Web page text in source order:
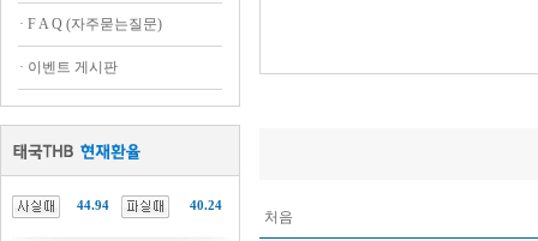
· F A Q (자주묻는질문)
· 이벤트 게시판
44.94 40.24
처음